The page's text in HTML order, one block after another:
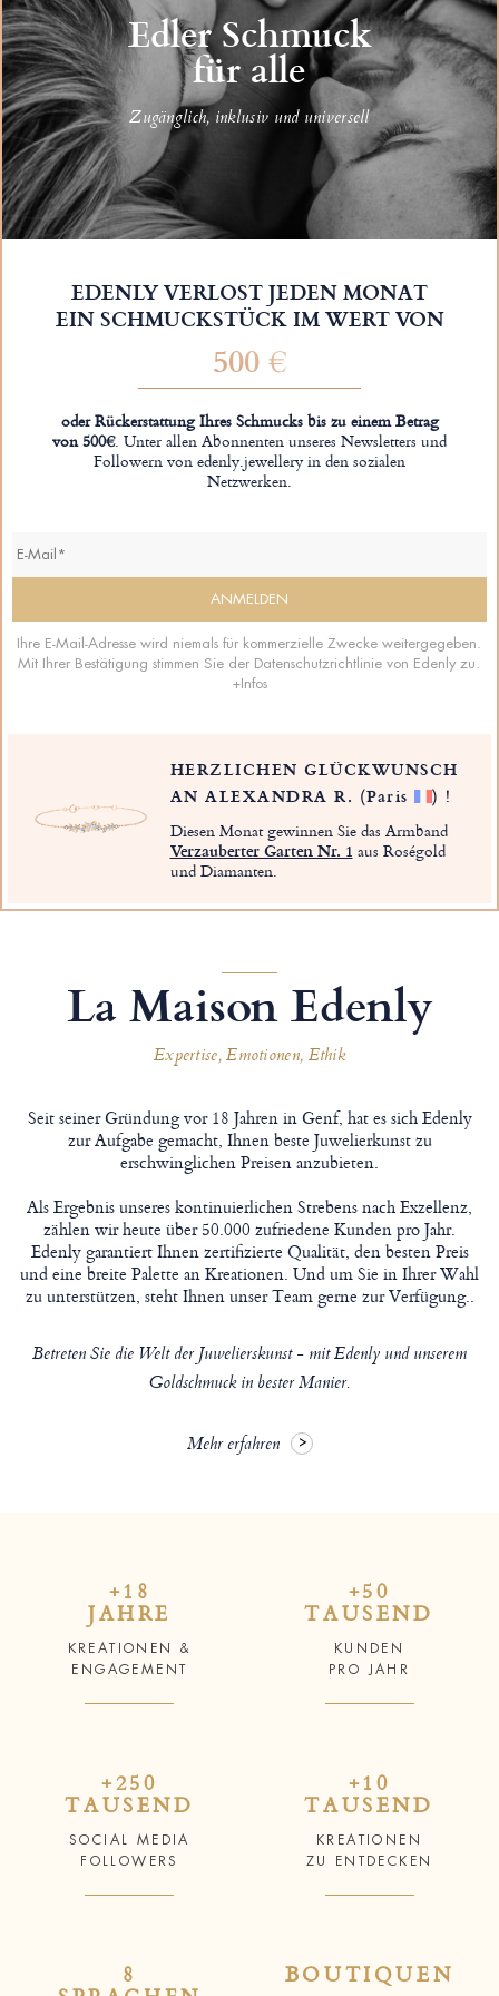
Edler Schmuck
für alle
Zugänglich, inklusiv und universell
EDENLY VERLOST JEDEN MONAT
EIN SCHMUCKSTÜCK IM WERT VON
500 €
oder Rückerstattung Ihres Schmucks bis zu einem Betrag
von 500€. Unter allen Abonnenten unseres Newsletters und
Followern von edenly.jewellery in den sozialen
Netzwerken.
Ihre E-Mail-Adresse wird niemals für kommerzielle Zwecke weitergegeben.
Mit Ihrer Bestätigung stimmen Sie der Datenschutzrichtlinie von Edenly zu.
+Infos
HERZLICHEN GLÜCKWUNSCH
AN ALEXANDRA R. (Paris ) !
Diesen Monat gewinnen Sie das Armband
Verzauberter Garten Nr. 1 aus Roségold
und Diamanten.
La Maison Edenly
Expertise, Emotionen, Ethik
Seit seiner Gründung vor 18 Jahren in Genf, hat es sich Edenly
zur Aufgabe gemacht, Ihnen beste Juwelierkunst zu
erschwinglichen Preisen anzubieten.
Als Ergebnis unseres kontinuierlichen Strebens nach Exzellenz,
zählen wir heute über 50.000 zufriedene Kunden pro Jahr.
Edenly garantiert Ihnen zertifizierte Qualität, den besten Preis
und eine breite Palette an Kreationen. Und um Sie in Ihrer Wahl
zu unterstützen, steht Ihnen unser Team gerne zur Verfügung..
Betreten Sie die Welt der Juwelierskunst - mit Edenly und unserem
Goldschmuck in bester Manier.
Mehr erfahren
+18
JAHRE
KREATIONEN &
ENGAGEMENT
+50
TAUSEND
KUNDEN
PRO JAHR
+250
TAUSEND
SOCIAL MEDIA
FOLLOWERS
+10
TAUSEND
KREATIONEN
ZU ENTDECKEN
8 BOUTIQUEN